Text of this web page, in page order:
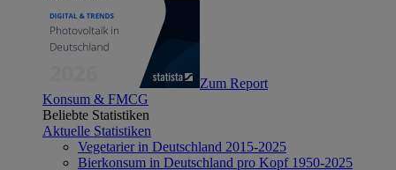
Zum Report
Konsum & FMCG
Beliebte Statistiken
Aktuelle Statistiken
Vegetarier in Deutschland 2015-2025
Bierkonsum in Deutschland pro Kopf 1950-2025